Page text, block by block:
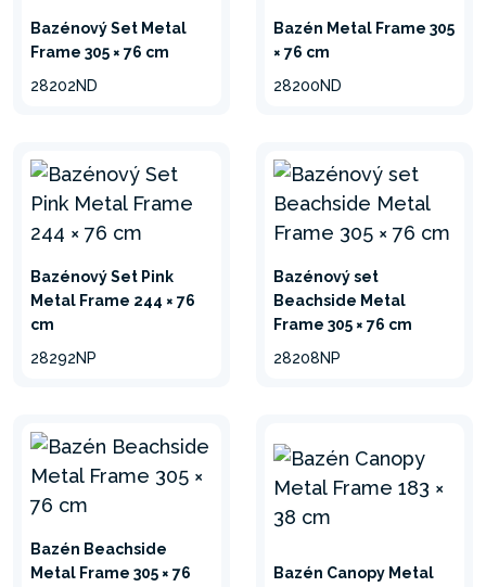
minimalizovať
Bazénový Set Metal
Frame 305 × 76 cm
28202ND
Bazén Metal Frame 305
× 76 cm
28200ND
Bazénový Set Pink
Metal Frame 244 × 76
cm
28292NP
Bazénový set
Beachside Metal
Frame 305 × 76 cm
28208NP
Bazén Beachside
Metal Frame 305 × 76
Bazén Canopy Metal